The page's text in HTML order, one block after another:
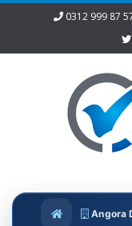
0312 999 87
Angora